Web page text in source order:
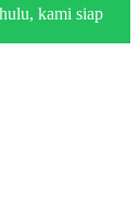
kami siap